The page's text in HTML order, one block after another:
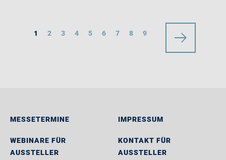
1 2 3 4 5 6 7 8 9
MESSETERMINE
WEBINARE FÜR
AUSSTELLER
IMPRESSUM
KONTAKT FÜR
AUSSTELLER